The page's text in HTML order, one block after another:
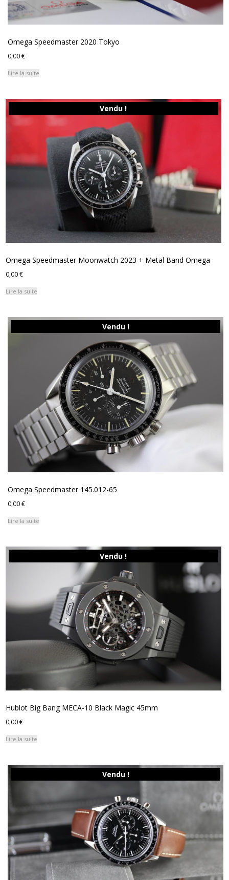
Omega Speedmaster 2020 Tokyo
0,00€
Lire la suite
Vendu !
Omega Speedmaster Moonwatch 2023 + Metal Band Omega
0,00€
Lire la suite
Vendu !
Omega Speedmaster 145.012-65
0,00€
Lire la suite
Vendu !
Hublot Big Bang MECA-10 Black Magic 45mm
0,00€
Lire la suite
Vendu !